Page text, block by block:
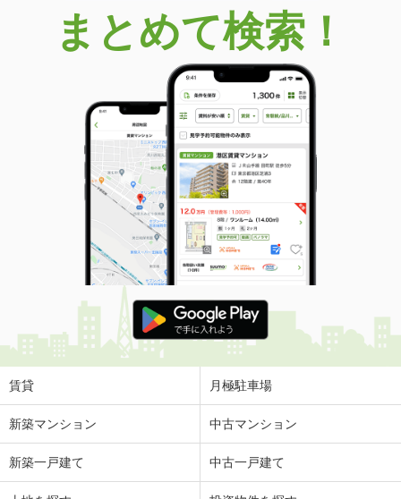
まとめて検索！
賃貸 月極駐車場
新築マンション 中古マンション
新築一戸建て 中古一戸建て